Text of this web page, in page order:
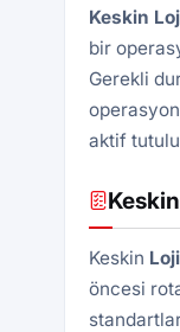
Keskin
bir
Gerekli
aktif
Keskin
öncesi